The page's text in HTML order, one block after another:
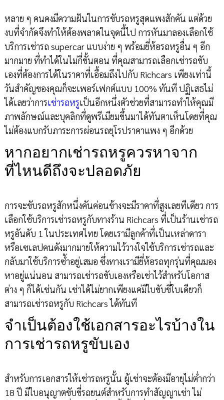
หลาย ๆ คนคงมีความฝันในการขับรถหรูสุดแพงสักคัน แต่ด้วย
งบที่จำกัดจึงทำให้ต้องพลาดในจุดนี้ไป การหันมาลองเลือกใช้
บริการเช่ารถ supercar แบบง่าย ๆ พร้อมยี่ห้อรถหรูอื่น ๆ อีก
มากมาย ที่ทำได้ในไม่กี่ขั้นตอน ที่คุณสามารถเลือกเช่ารถขับ
เองที่ต้องการได้ในราคาที่เอื้อมถึงไปกับ Richcars เพียงเท่านี้
วันสำคัญของคุณก็จะเพอร์เฟกต์แบบ 100% ทันที ปฏิเสธไม่
ได้เลยว่าการเช่ารถหรูเป็นอีกหนึ่งตัวช่วยที่สามารถทำให้คุณมี
ภาพลักษณ์และบุคลิกที่ดูพรีเมียมขึ้นมาได้ทันตาเห็นโดยที่คุณ
ไม่ต้องแบกรับภาระการผ่อนรถยุโรปราคาแพง ๆ อีกด้วย
หากอยากเช่ารถหรูควรหาจาก
ที่ไหนดีถึงจะปลอดภัย
การจะขับรถหรูสักหนึ่งคันค่อนข้างจะมีราคาที่สูงเลยทีเดียว การ
เลือกใช้บริการเช่ารถหรูกับทางร้าน Richcars ที่เป็นร้านเช่ารถ
หรูอันดับ 1 ในประเทศไทย โดยเรามีลูกค้าที่เป็นเหล่าดารา
หรือเซเลปคนดังมากมายให้ความไว้วางใจใช้บริการเช่ารถและ
กลับมาใช้บริการซ้ำอยู่เสมอ ซึ่งทางเรามียี่ห้อรถทุกรุ่นที่คุณมอง
หาอยู่แน่นอน สามารถเช่ารถขับเองหรือเช่าไว้สำหรับโอกาส
ต่าง ๆ ก็ได้เช่นกัน เช่าได้ไม่ยากเพียงแค่มีใบขับขี่ใบเดียวก็
สามารถเช่ารถหรูกับ Richcars ได้ทันที
จำเป็นต้องใช้เอกสารอะไรบ้างใน
การเช่ารถหรูขับเอง
สำหรับการเอกสารให้เช่ารถหรูนั้น ผู้เช่าจะต้องมีอายุไม่ต่ำกว่า
18 ปี มีใบอนุญาตขับขี่รถยนต์สำหรับการทำสัญญาเช่า ไม่